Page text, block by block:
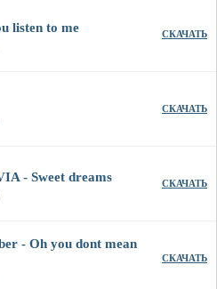
listen to me СКАЧАТЬ
СКАЧАТЬ
- Sweet dreams СКАЧАТЬ
- Oh you dont mean
СКАЧАТЬ